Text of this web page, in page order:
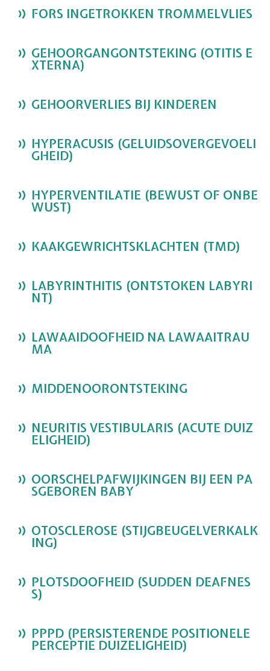
FORS INGETROKKEN TROMMELVLIES
GEHOORGANGONTSTEKING (OTITIS E
XTERNA)
GEHOORVERLIES BIJ KINDEREN
HYPERACUSIS (GELUIDSOVERGEVOELI
GHEID)
HYPERVENTILATIE (BEWUST OF ONBE
WUST)
KAAKGEWRICHTSKLACHTEN (TMD)
LABYRINTHITIS (ONTSTOKEN LABYRI
NT)
LAWAAIDOOFHEID NA LAWAAITRAU
MA
MIDDENOORONTSTEKING
NEURITIS VESTIBULARIS (ACUTE DUIZ
ELIGHEID)
OORSCHELPAFWIJKINGEN BIJ EEN PA
SGEBOREN BABY
OTOSCLEROSE (STIJGBEUGELVERKALK
ING)
PLOTSDOOFHEID (SUDDEN DEAFNES
S)
PPPD (PERSISTERENDE POSITIONELE
PERCEPTIE DUIZELIGHEID)